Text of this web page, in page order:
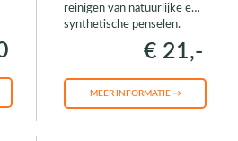
reinigen van natuurlijke en
synthetische penselen.
€ 21,-
MEER INFORMATIE →